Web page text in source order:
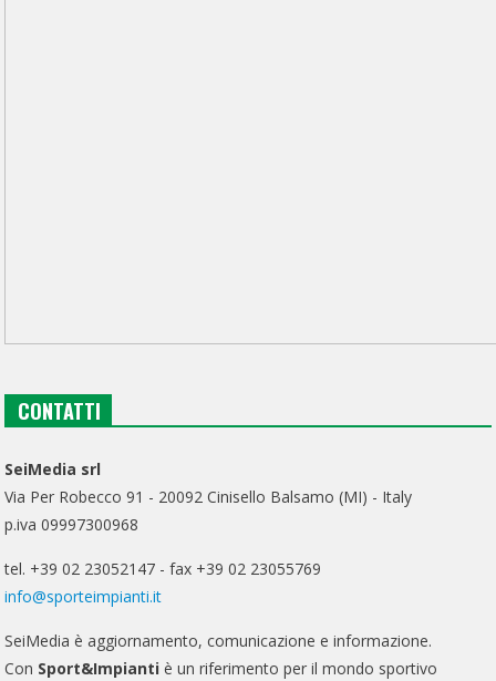
CONTATTI
SeiMedia srl
Via Per Robecco 91 - 20092 Cinisello Balsamo (MI) - Italy
p.iva 09997300968
tel. +39 02 23052147 - fax +39 02 23055769
info@sporteimpianti.it
SeiMedia è aggiornamento, comunicazione e informazione.
Con Sport&Impianti è un riferimento per il mondo sportivo